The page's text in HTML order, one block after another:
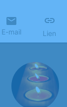
E-mail Lien